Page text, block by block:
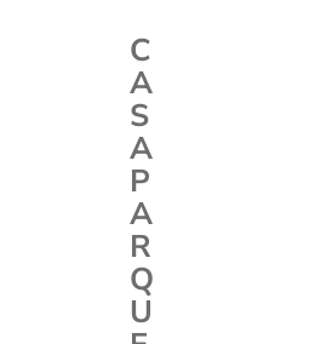
C
A
S
A
P
A
R
Q
U